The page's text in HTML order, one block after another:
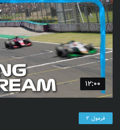
12:00
فرمول 2